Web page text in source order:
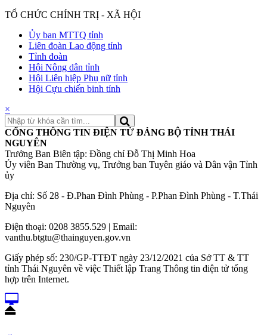
TỔ CHỨC CHÍNH TRỊ - XÃ HỘI
Ủy ban MTTQ tỉnh
Liên đoàn Lao động tỉnh
Tỉnh đoàn
Hội Nông dân tỉnh
Hội Liên hiệp Phụ nữ tỉnh
Hội Cựu chiến binh tỉnh
×
CỔNG THÔNG TIN ĐIỆN TỬ ĐẢNG BỘ TỈNH THÁI
NGUYÊN
Trưởng Ban Biên tập: Đồng chí Đỗ Thị Minh Hoa
Ủy viên Ban Thường vụ, Trưởng ban Tuyên giáo và Dân vận Tỉnh
ủy
Địa chỉ: Số 28 - Đ.Phan Đình Phùng - P.Phan Đình Phùng - T.Thái
Nguyên
Điện thoại: 0208 3855.529 | Email:
vanthu.btgtu@thainguyen.gov.vn
Giấy phép số: 230/GP-TTĐT ngày 23/12/2021 của Sở TT & TT
tỉnh Thái Nguyên về việc Thiết lập Trang Thông tin điện tử tổng
hợp trên Internet.